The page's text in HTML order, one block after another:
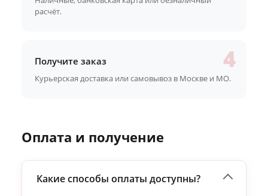
расчёт.
Получите заказ
Курьерская доставка или самовывоз в Москве и МО.
Оплата и получение
Какие способы оплаты доступны?